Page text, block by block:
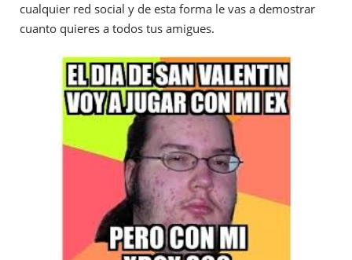
cualquier red social y de esta forma le vas a demostrar
cuanto quieres a todos tus amigues.